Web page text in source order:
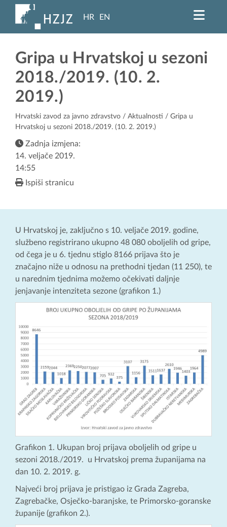
HR EN
Gripa u Hrvatskoj u sezoni
2018./2019. (10. 2.
2019.)
Hrvatski zavod za javno zdravstvo / Aktualnosti / Gripa u
Hrvatskoj u sezoni 2018./2019. (10. 2. 2019.)
Zadnja izmjena:
14. veljače 2019.
14:55
Ispiši stranicu
U Hrvatskoj je, zaključno s 10. veljače 2019. godine,
službeno registrirano ukupno 48 080 oboljelih od gripe,
od čega je u 6. tjednu stiglo 8166 prijava što je
značajno niže u odnosu na prethodni tjedan (11 250), te
u narednim tjednima možemo očekivati daljnje
jenjavanje intenziteta sezone (grafikon 1.)
Grafikon 1. Ukupan broj prijava oboljelih od gripe u
sezoni 2018./2019. u Hrvatskoj prema županijama na
dan 10. 2. 2019. g.
Najveći broj prijava je pristigao iz Grada Zagreba,
Zagrebačke, Osječko-baranjske, te Primorsko-goranske
županije (grafikon 2.).